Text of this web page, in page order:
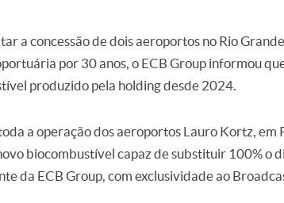
a concessão de dois aeroportos no Rio
por 30 anos, o ECB Group informou
produzido pela holding desde 2024.
a operação dos aeroportos Lauro Kortz, em
biocombustível capaz de substituir 100% o
da ECB Group, com exclusividade ao